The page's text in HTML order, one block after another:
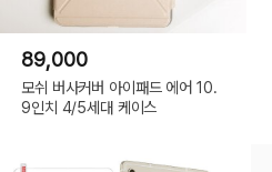
89,000
모쉬 버사커버 아이패드 에어 10.
9인치 4/5세대 케이스